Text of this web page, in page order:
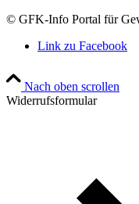
© GFK-Info Portal für
Link zu Facebook
Nach oben scrollen
Widerrufsformular